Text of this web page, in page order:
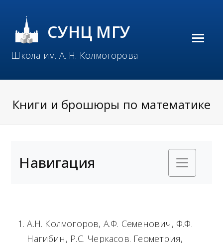
СУНЦ МГУ
Школа им. А. Н. Колмогорова
O
e
M
Книги и брошюры по математике
Навигация
А.Н. Колмогоров, А.Ф. Семенович, Ф.Ф.
Нагибин, Р.С. Черкасов. Геометрия,